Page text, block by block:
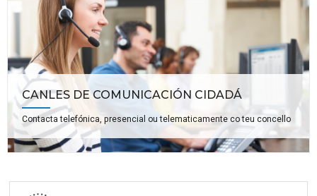
CANLES DE COMUNICACIÓN CIDADÁ
Contacta telefónica, presencial ou telematicamente co teu concello